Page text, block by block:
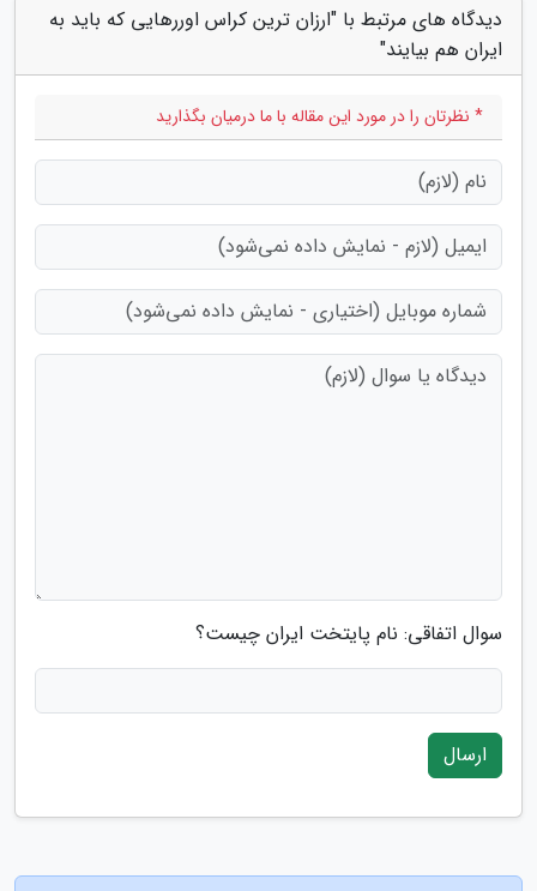
دیدگاه های مرتبط با "ارزان ترین کراس اوررهایی که باید به
ایران هم بیایند"
* نظرتان را در مورد این مقاله با ما درمیان بگذارید
سوال اتفاقی: نام پایتخت ایران چیست؟
ارسال